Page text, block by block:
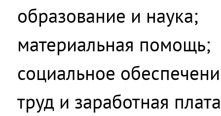
образование и наука;
материальная помощь;
социальное
труд и заработная